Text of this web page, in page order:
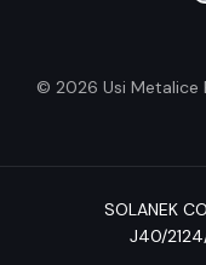
© 2026 Usi Metalice
SOLANEK
J40/